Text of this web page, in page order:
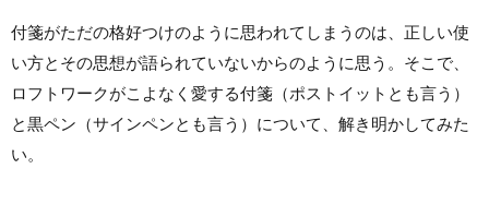
付箋がただの格好つけのように思われてしまうのは、正しい使
い方とその思想が語られていないからのように思う。そこで、
ロフトワークがこよなく愛する付箋（ポストイットとも言う）
と黒ペン（サインペンとも言う）について、解き明かしてみた
い。